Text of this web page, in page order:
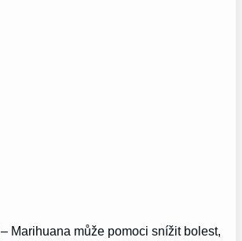
– Marihuana může pomoci snížit bolest,